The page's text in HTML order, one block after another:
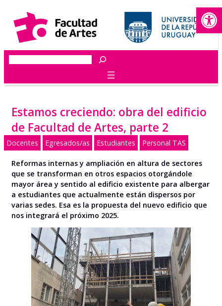
contenido
Buscar
Estamos creciendo: obra del edificio
de Facultad de Artes, parte 2
Docentes Egresados/as Estudiantes Personal TAS
Reformas internas y ampliación en altura de sectores
que se transforman en otros espacios otorgándole
mayor área y sentido al edificio existente para albergar
a estudiantes que actualmente están dispersos por
varias sedes. Esa es la propuesta del nuevo edificio que
nos integrará el próximo 2025.